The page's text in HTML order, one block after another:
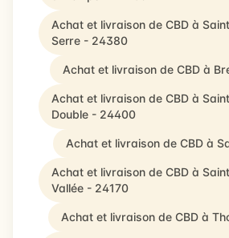
Achat et livraison de CBD à
Serre - 24380
Achat et livraison de CBD à
Achat et livraison de CBD à
Double - 24400
Achat et livraison de CBD à
Achat et livraison de CBD à
Vallée - 24170
Achat et livraison de CBD à